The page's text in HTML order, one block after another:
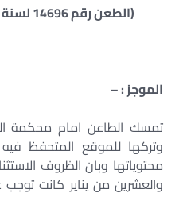
(الطعن رقم 14696 لسنة 83 جلسة 2014/12/15)
الموجز : –
تمسك الطاعن امام محكمة
وتركها للموقع المتحفظ
محتوياتها وبان الظروف
والعشرين من يناير كانت توجب